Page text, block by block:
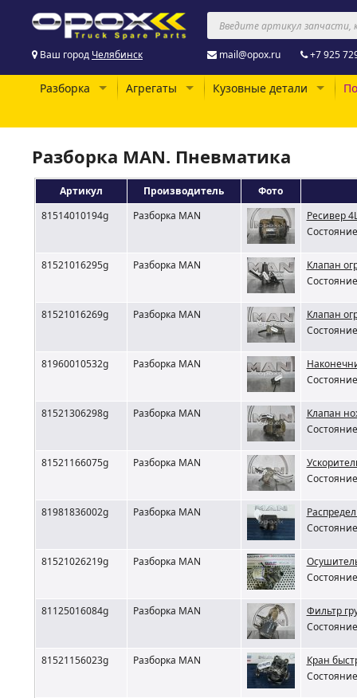
Ваш город Челябинск mail@opox.ru +7 925
Разборка Агрегаты Кузовные детали
Разборка MAN. Пневматика
Артикул Производитель
Фото
81514010194g
Разборка MAN
Ресивер
81521016295g Разборка MAN
Клапан
81521016269g Разборка MAN
Клапан
81960010532g Разборка MAN
81521306298g Разборка MAN
Клапан
81521166075g Разборка MAN
81981836002g Разборка MAN
81521026219g Разборка MAN
81125016084g Разборка MAN
Фильтр
81521156023g Разборка MAN
Кран